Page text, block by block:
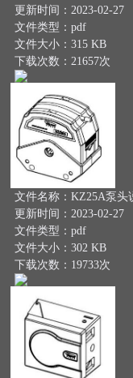
更新时间：2023-02-27
文件类型：pdf
文件大小：315 KB
下载次数：21657次
文件名称：KZ25A泵头
更新时间：2023-02-27
文件类型：pdf
文件大小：302 KB
下载次数：19733次